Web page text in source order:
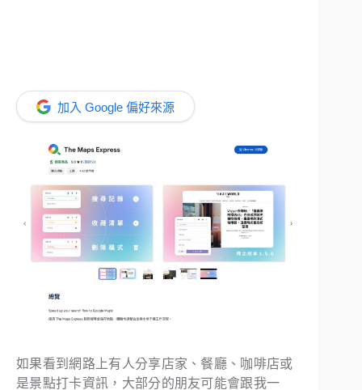
加入 Google 偏好來源
如果看到網路上有人分享店家、餐廳、咖啡店或
是景點打卡資訊，大部分的朋友可能會跟我一